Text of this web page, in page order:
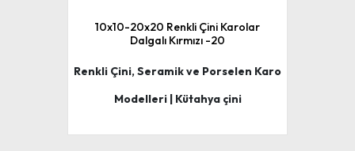
10x10-20x20 Renkli Çini Karolar
Dalgalı Kırmızı -20
Renkli Çini, Seramik ve Porselen Karo
Modelleri | Kütahya çini